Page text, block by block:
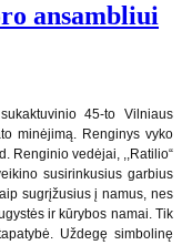
ansambliui
45-to Vilniaus
minėjimą. Renginys vyko
Renginio vedėjai, ,,Ratilio“
susirinkusius garbius
sugrįžusius į namus, nes
ir kūrybos namai. Tik
Uždegę simbolinę